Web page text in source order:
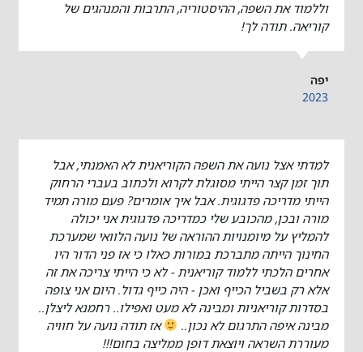
וללמוד את השפה, ההיסטוריה, התרבות והמנהגים של
קוריאה. תודה לך!
יפה
2023
למדתי אצל נועה את השפה הקוריאנית לא האמנתי, אבל
תוך זמן קצר הייתי מסוגלת לקרוא ולכתוב בעברי הרחוק
הייתי מדריכה פדגוגית. אבל איך אומרים? פעם מורה תמיד
מורה ובכן, מהכובע שלי כמדריכה פדגוגית אני יכולה
להמליץ על מיומנויות ההוראה של נועה הלוואי שמערכת
החינוך הייתה מתברכת במורות כאלו כי אז פני הדור היו
אחרים הלכתי ללמוד קוריאנית - לא כי הייתי צריכה את זה
אלא רק בשביל הכייף ואכן - היה כייף גדול. היום אני צופה
בסדרות קוריאניות ומבינה לא מעט ואפילו.. רחמנא ליצלן..
מבינה איפה התרגום לא נכון..
אז תודה נועה על חוויה
מעוררת השראה ויוצאת דופן ממליצה בחום!!!